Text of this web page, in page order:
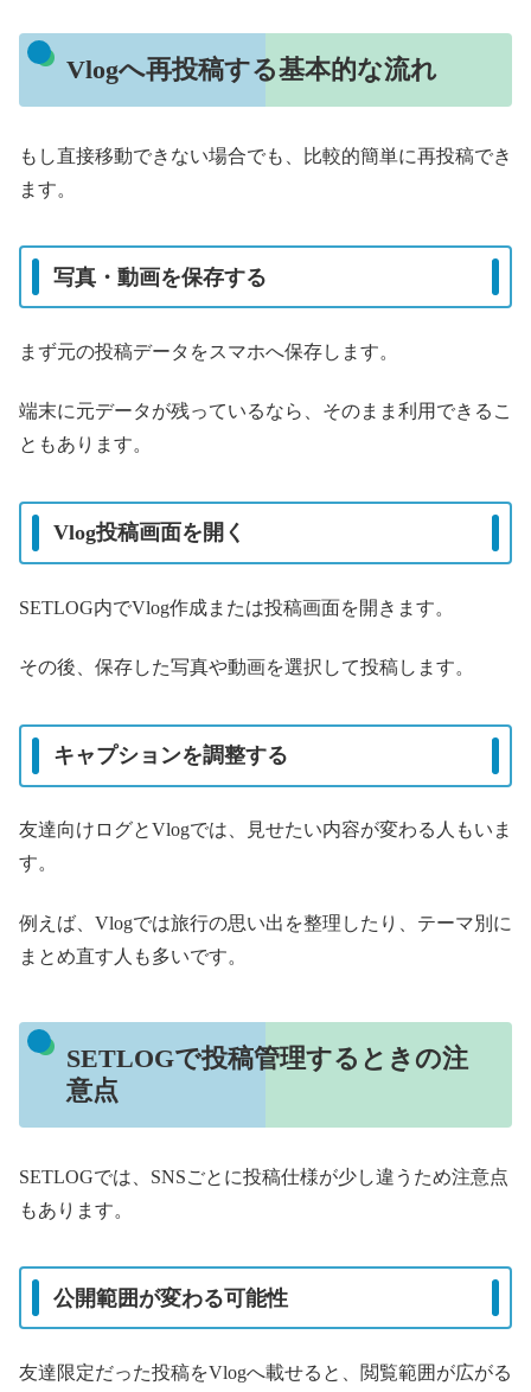
Vlogへ再投稿する基本的な流れ
もし直接移動できない場合でも、比較的簡単に再投稿でき
ます。
写真・動画を保存する
まず元の投稿データをスマホへ保存します。
端末に元データが残っているなら、そのまま利用できるこ
ともあります。
Vlog投稿画面を開く
SETLOG内でVlog作成または投稿画面を開きます。
その後、保存した写真や動画を選択して投稿します。
キャプションを調整する
友達向けログとVlogでは、見せたい内容が変わる人もいま
す。
例えば、Vlogでは旅行の思い出を整理したり、テーマ別に
まとめ直す人も多いです。
SETLOGで投稿管理するときの注
意点
SETLOGでは、SNSごとに投稿仕様が少し違うため注意点
もあります。
公開範囲が変わる可能性
友達限定だった投稿をVlogへ載せると、閲覧範囲が広がる